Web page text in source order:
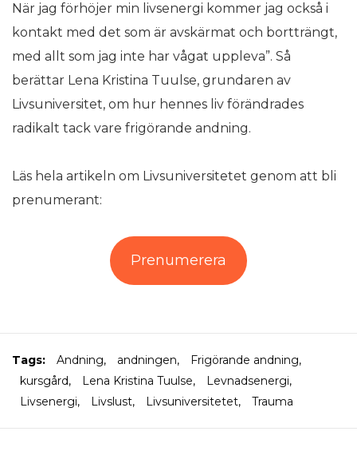
När jag förhöjer min livsenergi kommer jag också i
kontakt med det som är avskärmat och bortträngt,
med allt som jag inte har vågat uppleva”. Så
berättar Lena Kristina Tuulse, grundaren av
Livsuniversitet, om hur hennes liv förändrades
radikalt tack vare frigörande andning.
Läs hela artikeln om Livsuniversitetet genom att bli
prenumerant:
Prenumerera
Tags: Andning, andningen, Frigörande andning,
kursgård, Lena Kristina Tuulse, Levnadsenergi,
Livsenergi, Livslust, Livsuniversitetet, Trauma